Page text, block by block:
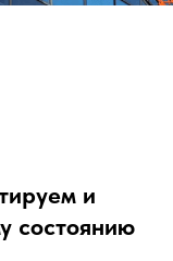
и
состоянию